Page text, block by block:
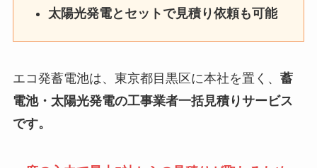
太陽光発電とセットで見積り依頼も可能
エコ発蓄電池は、東京都目黒区に本社を置く、 蓄
電池・太陽光発電の工事業者一括見積りサービス
です。